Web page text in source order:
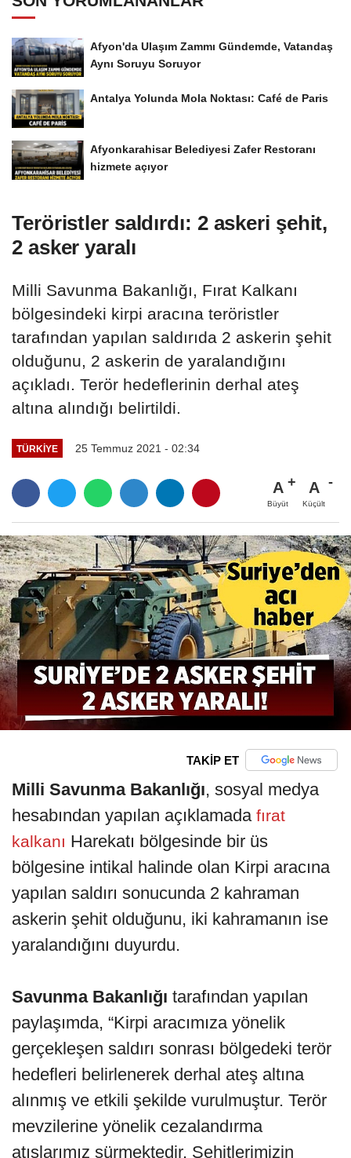
Afyon'da Ulaşım Zammı Gündemde, Vatandaş
Aynı Soruyu Soruyor
Antalya Yolunda Mola Noktası: Café de Paris
Afyonkarahisar Belediyesi Zafer Restoranı
hizmete açıyor
Teröristler saldırdı: 2 askeri şehit,
2 asker yaralı
Milli Savunma Bakanlığı, Fırat Kalkanı
bölgesindeki kirpi aracına teröristler
tarafından yapılan saldırıda 2 askerin şehit
olduğunu, 2 askerin de yaralandığını
açıkladı. Terör hedeflerinin derhal ateş
altına alındığı belirtildi.
TÜRKIYE 25 Temmuz 2021 - 02:34
A
Büyüt
A
Küçült
TAKİP ET
Milli Savunma Bakanlığı, sosyal medya
hesabından yapılan açıklamada fırat
kalkanı Harekatı bölgesinde bir üs
bölgesine intikal halinde olan Kirpi aracına
yapılan saldırı sonucunda 2 kahraman
askerin şehit olduğunu, iki kahramanın ise
yaralandığını duyurdu.
Savunma Bakanlığı tarafından yapılan
paylaşımda, “Kirpi aracımıza yönelik
gerçekleşen saldırı sonrası bölgedeki terör
hedefleri belirlenerek derhal ateş altına
alınmış ve etkili şekilde vurulmuştur. Terör
mevzilerine yönelik cezalandırma
atışlarımız sürmektedir. Şehitlerimizin